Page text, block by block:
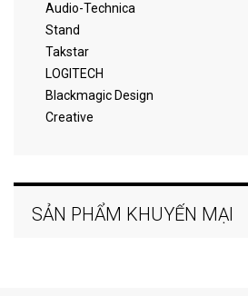
Audio-Technica
Stand
Takstar
LOGITECH
Blackmagic Design
Creative
SẢN PHẨM KHUYẾN MẠI